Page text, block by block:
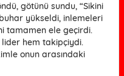
götünü sundu, “Sikini
yükseldi, inlemeleri
tamamen ele geçirdi.
lider hem takipçiydi.
onun arasındaki